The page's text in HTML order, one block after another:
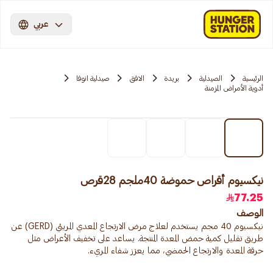
عربي
الرئيسية الصيدلية بريدة الافق
صيدلية انوفا
أدوية الأمراض المزمنة
نيكسيوم أقراص حموضة 40ملجم 28قرص
77.25
الوصف
نيكسيوم 40 مجم يستخدم لعلاج مرض الارتجاع المعدي المريئي (GERD) عن
طريق تقليل كمية حمض المعدة المنتجة. يساعد على تخفيف الأعراض مثل
حرقة المعدة والارتجاع الحمضي، مما يعزز شفاء المريء.